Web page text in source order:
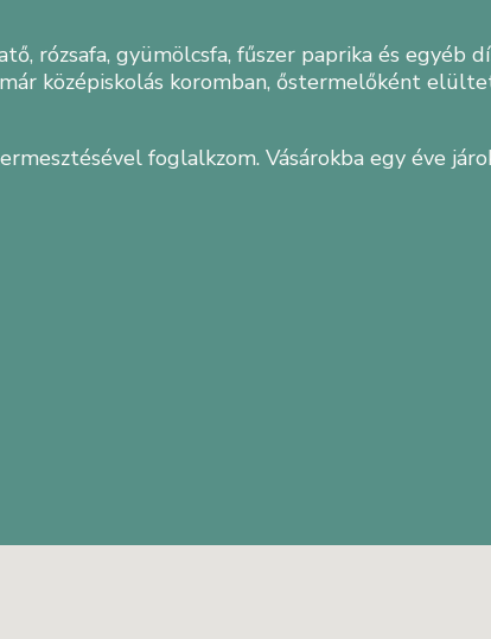
rózsafa, gyümölcsfa, fűszer paprika és egyéb
középiskolás koromban, őstermelőként
foglalkzom. Vásárokba egy éve